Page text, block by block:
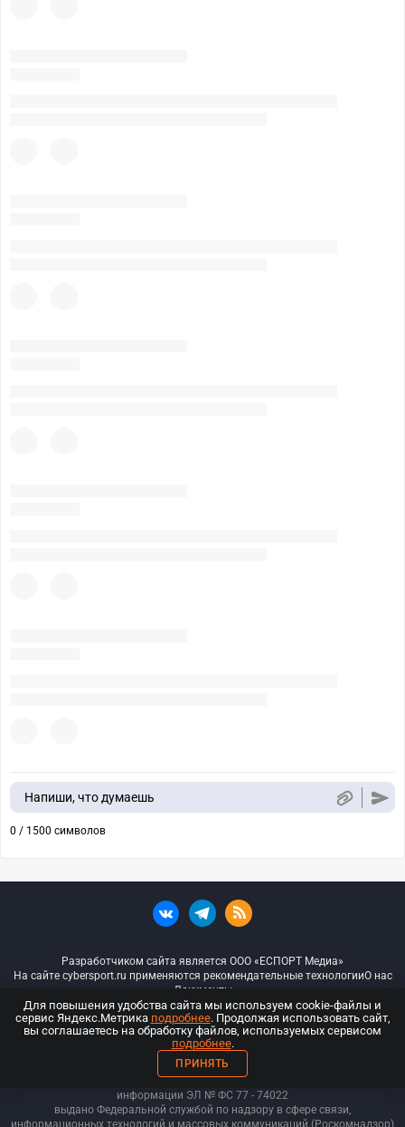
Напиши, что думаешь
0 / 1500 символов
Разработчиком сайта является ООО «ЕСПОРТ Медиа»
На сайте cybersport.ru применяются рекомендательные технологииО нас
Документы
© ООО «Киберспорт.ру» — Все права защищены
18+
ООО «Киберспорт.ру». Свидетельство о регистрации средств массовой
информации ЭЛ № ФС 77 - 74022
выдано Федеральной службой по надзору в сфере связи,
информационных технологий и массовых коммуникаций (Роскомнадзор)
Для повышения удобства сайта мы используем cookie-файлы и
сервис Яндекс.Метрика подробнее. Продолжая использовать сайт,
вы соглашаетесь на обработку файлов, используемых сервисом
подробнее.
ПРИНЯТЬ